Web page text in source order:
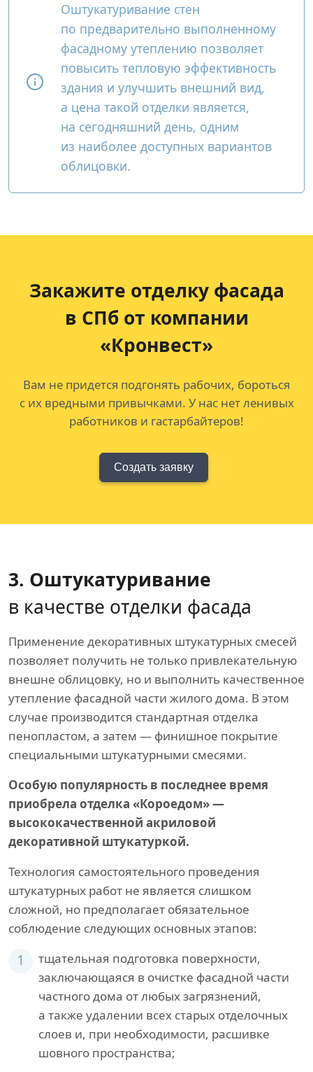
Оштукатуривание стен
по предварительно выполненному
фасадному утеплению позволяет
повысить тепловую эффективность
здания и улучшить внешний вид,
а цена такой отделки является,
на сегодняшний день, одним
из наиболее доступных вариантов
облицовки.
Закажите отделку фасада
в СПб от компании
«Кронвест»
Вам не придется подгонять рабочих, бороться
с их вредными привычками. У нас нет ленивых
работников и гастарбайтеров!
Создать заявку
3. Оштукатуривание
в качестве отделки фасада
Применение декоративных штукатурных смесей
позволяет получить не только привлекательную
внешне облицовку, но и выполнить качественное
утепление фасадной части жилого дома. В этом
случае производится стандартная отделка
пенопластом, а затем — финишное покрытие
специальными штукатурными смесями.
Особую популярность в последнее время
приобрела отделка «Короедом» —
высококачественной акриловой
декоративной штукатуркой.
Технология самостоятельного проведения
штукатурных работ не является слишком
сложной, но предполагает обязательное
соблюдение следующих основных этапов:
1
тщательная подготовка поверхности,
заключающаяся в очистке фасадной части
частного дома от любых загрязнений,
а также удалении всех старых отделочных
слоев и, при необходимости, расшивке
шовного пространства;